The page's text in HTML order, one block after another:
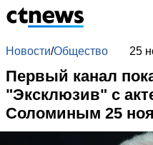
Новости/Общество 25
Первый канал
"Эксклюзив" с
Соломиным 25